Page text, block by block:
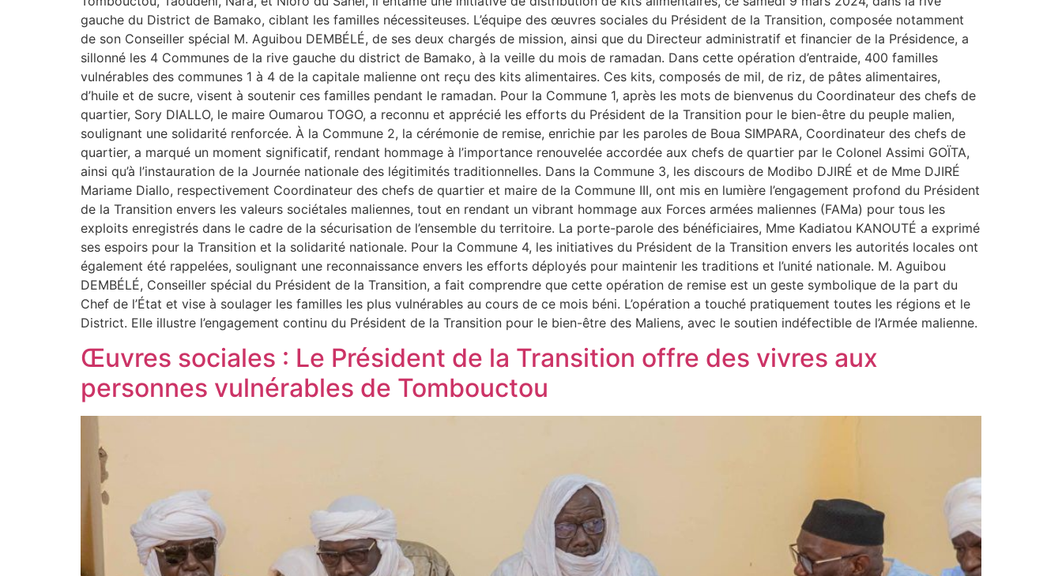
gauche du District de Bamako, ciblant les familles nécessiteuses. L’équipe des œuvres sociales du Président de la Transition, composée notamment
de son Conseiller spécial M. Aguibou DEMBÉLÉ, de ses deux chargés de mission, ainsi que du Directeur administratif et financier de la Présidence, a
sillonné les 4 Communes de la rive gauche du district de Bamako, à la veille du mois de ramadan. Dans cette opération d’entraide, 400 familles
vulnérables des communes 1 à 4 de la capitale malienne ont reçu des kits alimentaires. Ces kits, composés de mil, de riz, de pâtes alimentaires,
d’huile et de sucre, visent à soutenir ces familles pendant le ramadan. Pour la Commune 1, après les mots de bienvenus du Coordinateur des chefs de
quartier, Sory DIALLO, le maire Oumarou TOGO, a reconnu et apprécié les efforts du Président de la Transition pour le bien-être du peuple malien,
soulignant une solidarité renforcée. À la Commune 2, la cérémonie de remise, enrichie par les paroles de Boua SIMPARA, Coordinateur des chefs de
quartier, a marqué un moment significatif, rendant hommage à l’importance renouvelée accordée aux chefs de quartier par le Colonel Assimi GOÏTA,
ainsi qu’à l’instauration de la Journée nationale des légitimités traditionnelles. Dans la Commune 3, les discours de Modibo DJIRÉ et de Mme DJIRÉ
Mariame Diallo, respectivement Coordinateur des chefs de quartier et maire de la Commune III, ont mis en lumière l’engagement profond du Président
de la Transition envers les valeurs sociétales maliennes, tout en rendant un vibrant hommage aux Forces armées maliennes (FAMa) pour tous les
exploits enregistrés dans le cadre de la sécurisation de l’ensemble du territoire. La porte-parole des bénéficiaires, Mme Kadiatou KANOUTÉ a exprimé
ses espoirs pour la Transition et la solidarité nationale. Pour la Commune 4, les initiatives du Président de la Transition envers les autorités locales ont
également été rappelées, soulignant une reconnaissance envers les efforts déployés pour maintenir les traditions et l’unité nationale. M. Aguibou
DEMBÉLÉ, Conseiller spécial du Président de la Transition, a fait comprendre que cette opération de remise est un geste symbolique de la part du
Chef de l’État et vise à soulager les familles les plus vulnérables au cours de ce mois béni. L’opération a touché pratiquement toutes les régions et le
District. Elle illustre l’engagement continu du Président de la Transition pour le bien-être des Maliens, avec le soutien indéfectible de l’Armée malienne.
Œuvres sociales : Le Président de la Transition offre des vivres aux
personnes vulnérables de Tombouctou